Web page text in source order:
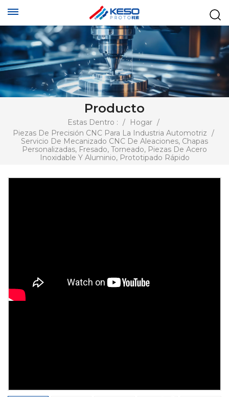
Producto
Estas Dentro : / Hogar /
Piezas De Precisión CNC Para La Industria Automotriz /
Servicio De Mecanizado CNC De Aleaciones, Chapas
Personalizadas, Fresado, Torneado, Piezas De Acero
Inoxidable Y Aluminio, Prototipado Rápido